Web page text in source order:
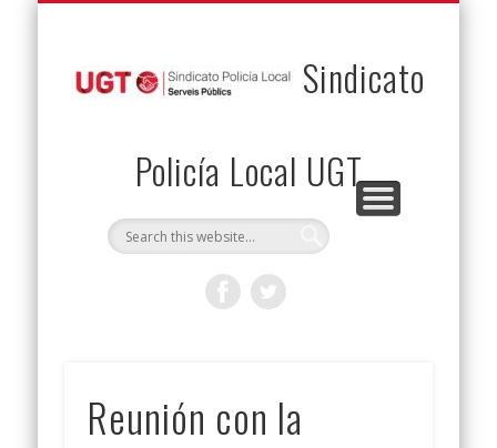
Sindicato
Policía Local UGT
Reunión con la